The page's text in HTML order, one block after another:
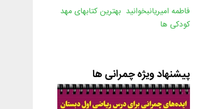
فاطمه امیریانبخوانید بهترین کتابهای مهد
کودکی ها
پیشنهاد ویژه چمرانی ها